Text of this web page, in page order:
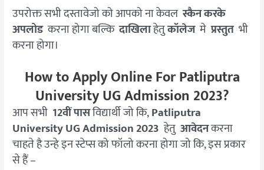
उपरोक्त सभी दस्तावेजो को आपको ना केवलस्कैन करके
अपलोडकरना होगा बल्किदाखिलाहेतुकॉलेजमे प्रस्तुत भी
करना होगा।
How to Apply Online For Patliputra
University UG Admission 2023?
आप सभी 12वीं पासविद्यार्थी जो कि,Patliputra
University UG Admission 2023 हेतु आवेदनकरना
चाहते है उन्हे इन स्टेप्स को फॉलो करना होगा जो कि, इस प्रकार
से हैं –